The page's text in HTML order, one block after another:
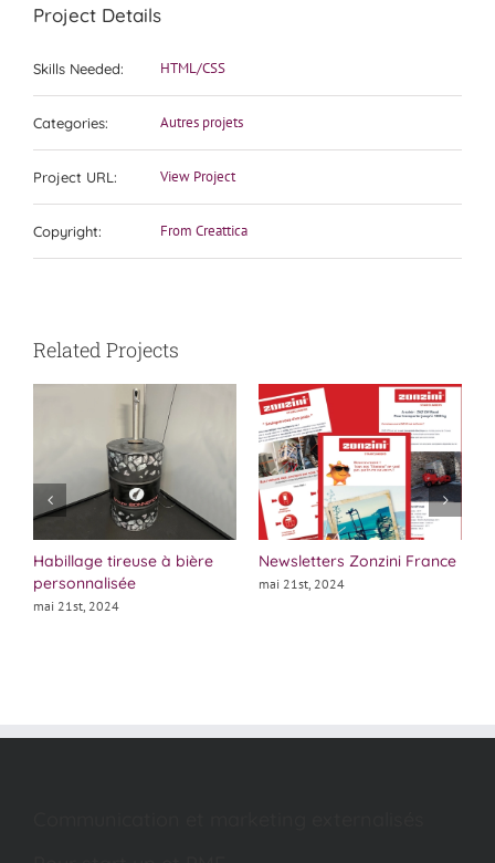
Project Details
Skills Needed: HTML/CSS
Categories: Autres projets
Project URL: View Project
Copyright: From Creattica
Related Projects
Habillage tireuse à bière
personnalisée
mai 21st, 2024
Newsletters Zonzini France
mai 21st, 2024